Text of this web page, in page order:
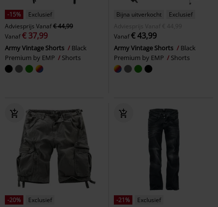
-15%
Exclusief
Adviesprijs Vanaf€ 44,99
Vanaf€ 37,99
Army Vintage Shorts
Black
Premium by EMP
Shorts
Bijna uitverkocht
Exclusief
Adviesprijs
Vanaf € 44,99
Vanaf€ 43,99
Army Vintage Shorts
Black
Premium by EMP
Shorts
-20%
Exclusief
-21%
Exclusief